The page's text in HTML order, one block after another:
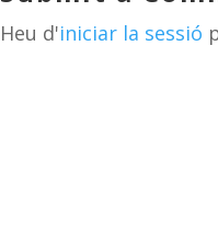
s m
Heu d'iniciar la sessió